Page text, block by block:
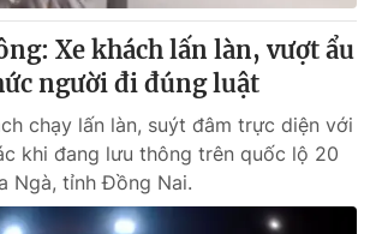
Xe khách lấn làn, vượt ẩu
người đi đúng luật
chạy lấn làn, suýt đâm trực diện với
khi đang lưu thông trên quốc lộ 20
Ngà, tỉnh Đồng Nai.